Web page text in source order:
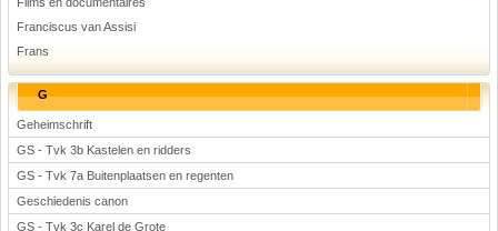
Franciscus van Assisi
Frans
G
Geheimschrift
GS - Tvk 3b Kastelen en ridders
GS - Tvk 7a Buitenplaatsen en regenten
Geschiedenis canon
GS - Tvk 3c Karel de Grote